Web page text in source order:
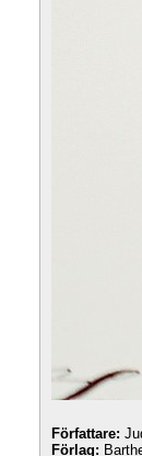
Författare:
Förlag: